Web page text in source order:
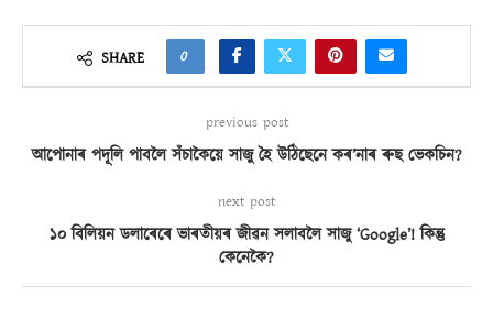
SHARE 0
previous post
আপোনাৰ পদূলি পাবলৈ সঁচাকৈয়ে সাজু হৈ উঠিছেনে কৰ’নাৰ ৰুছ ভেকচিন?
next post
১০ বিলিয়ন ডলাৰেৰে ভাৰতীয়ৰ জীৱন সলাবলৈ সাজু ‘Google’! কিন্তু
কেনেকৈ?